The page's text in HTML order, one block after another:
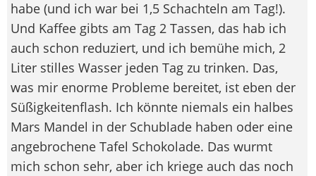
habe (und ich war bei 1,5 Schachteln am Tag!).
Und Kaffee gibts am Tag 2 Tassen, das hab ich
auch schon reduziert, und ich bemühe mich, 2
Liter stilles Wasser jeden Tag zu trinken. Das,
was mir enorme Probleme bereitet, ist eben der
Süßigkeitenflash. Ich könnte niemals ein halbes
Mars Mandel in der Schublade haben oder eine
angebrochene Tafel Schokolade. Das wurmt
mich schon sehr, aber ich kriege auch das noch